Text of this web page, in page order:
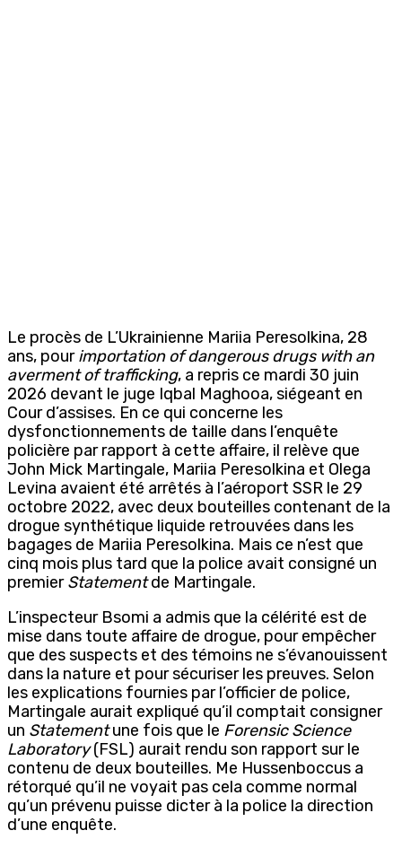
Le procès de L’Ukrainienne Mariia Peresolkina, 28
ans, pourimportation of dangerous drugs with an
averment of trafficking, a repris ce mardi 30 juin
2026 devant le juge Iqbal Maghooa, siégeant en
Cour d’assises. En ce qui concerne les
dysfonctionnements de taille dans l’enquête
policière par rapport à cette affaire, il relève que
John Mick Martingale, Mariia Peresolkina et Olega
Levina avaient été arrêtés à l’aéroport SSR le 29
octobre 2022, avec deux bouteilles contenant de la
drogue synthétique liquide retrouvées dans les
bagages de Mariia Peresolkina. Mais ce n’est que
cinq mois plus tard que la police avait consigné un
premierStatementde Martingale.
L’inspecteur Bsomi a admis que la célérité est de
mise dans toute affaire de drogue, pour empêcher
que des suspects et des témoins ne s’évanouissent
dans la nature et pour sécuriser les preuves. Selon
les explications fournies par l’officier de police,
Martingale aurait expliqué qu’il comptait consigner
un Statementune fois que le Forensic Science
Laboratory(FSL) aurait rendu son rapport sur le
contenu de deux bouteilles. Me Hussenboccus a
rétorqué qu’il ne voyait pas cela comme normal
qu’un prévenu puisse dicter à la police la direction
d’une enquête.